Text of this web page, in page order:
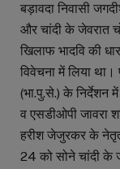
बड़ावदा निवासी
और चांदी के जेवरात
खिलाफ भादवि की
विवेचना में लिया
(भा.पु.से.) के निर्देशन
व एसडीओपी जावरा
हरीश जेजुरकर के
24 को सोने चांदी के